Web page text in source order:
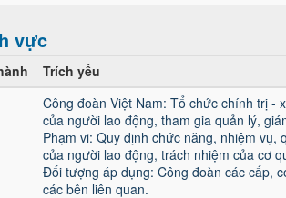
vực
Trích yếu
Công đoàn Việt Nam: Tổ chức chính trị -
của người lao động, tham gia quản lý,
Phạm vi: Quy định chức năng, nhiệm vụ,
của người lao động, trách nhiệm của cơ
Đối tượng áp dụng: Công đoàn các cấp,
các bên liên quan.